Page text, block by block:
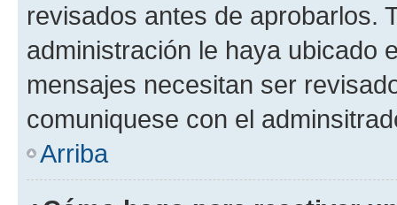
revisados antes de aprobarlos.
administración le haya ubicado
mensajes necesitan ser
comuniquese con el
Arriba